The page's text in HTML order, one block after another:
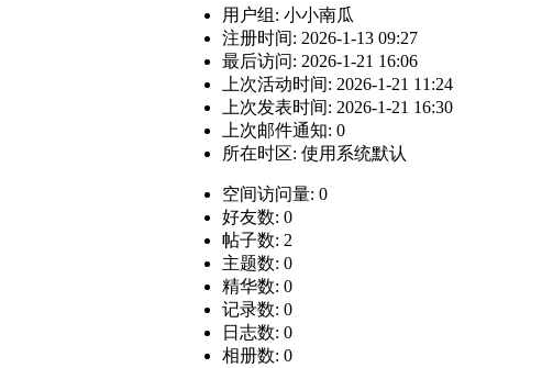
用户组: 小小南瓜
注册时间: 2026-1-13 09:27
最后访问: 2026-1-21 16:06
上次活动时间: 2026-1-21 11:24
上次发表时间: 2026-1-21 16:30
上次邮件通知: 0
所在时区: 使用系统默认
空间访问量: 0
好友数: 0
帖子数: 2
主题数: 0
精华数: 0
记录数: 0
日志数: 0
相册数: 0